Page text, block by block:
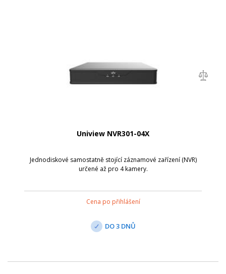
Uniview NVR301-04X
Jednodiskové samostatně stojící záznamové zařízení (NVR)
určené až pro 4 kamery.
Cena po přihlášení
DO 3 DNŮ